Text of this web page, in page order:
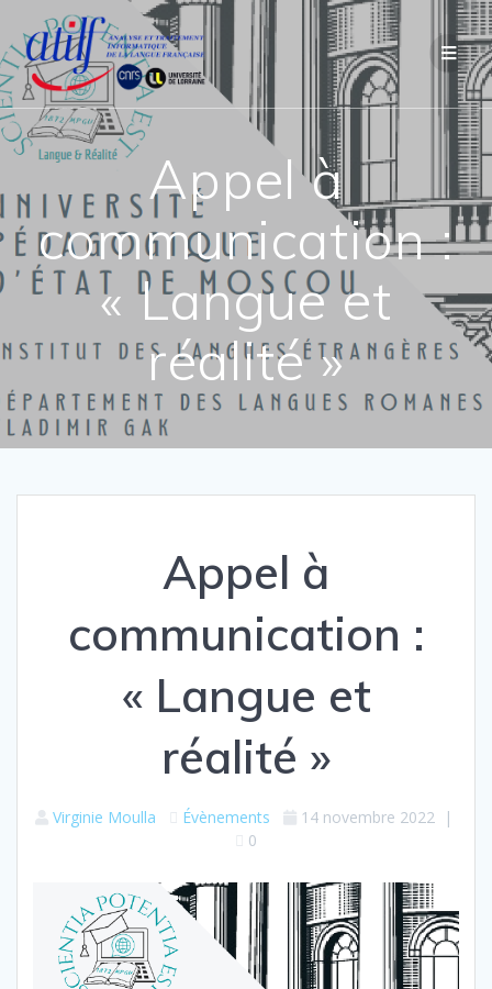
Passer
au
contenu
Appel à
communication :
« Langue et
réalité »
Appel à
communication :
« Langue et
réalité »
Virginie Moulla Évènements 14 novembre 2022 |
0